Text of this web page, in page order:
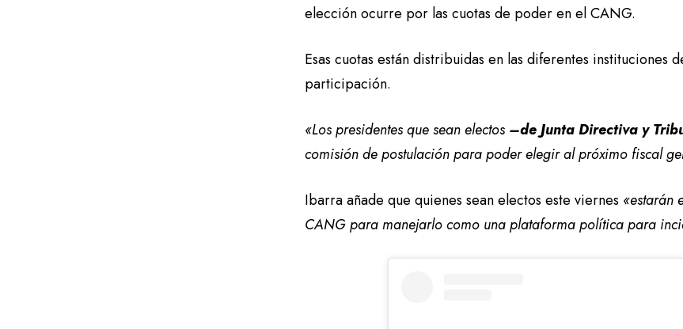
elección ocurre por las cuotas de poder en el CANG.
Esas cuotas están distribuidas en las diferentes instituciones
participación.
«Los presidentes que sean electos –de Junta Directiva y
comisión de postulación para poder elegir al próximo fiscal
Ibarra añade que quienes sean electos este viernes «estarán
CANG para manejarlo como una plataforma política para